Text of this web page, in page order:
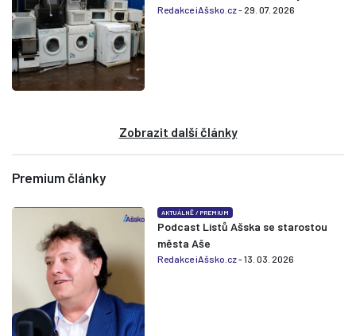
Redakce iAšsko.cz- 29. 07. 2026
Zobrazit další články
Premium články
AKTUÁLNĚ /PREMIUM
Podcast Listů Ašska se starostou
města Aše
Redakce iAšsko.cz- 13. 03. 2026